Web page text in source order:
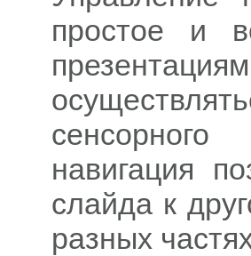
простое и
навигация
слайда к
разных